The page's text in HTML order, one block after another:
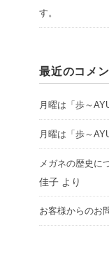
す。
最近のコメ
月曜は「歩～
月曜は「歩～
メガネの歴史
佳子 より
お客様からのお